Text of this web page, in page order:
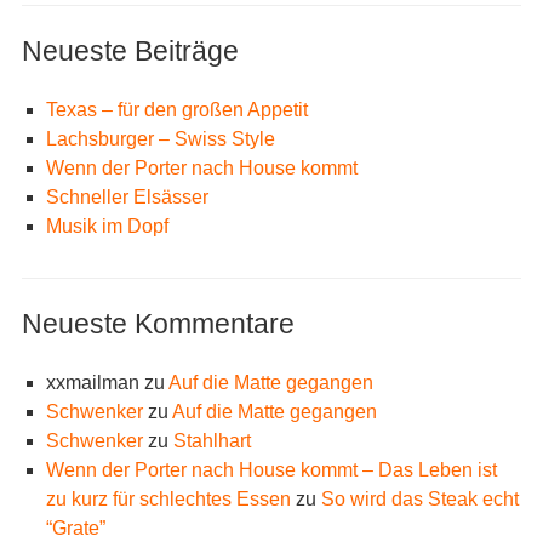
Neueste Beiträge
Texas – für den großen Appetit
Lachsburger – Swiss Style
Wenn der Porter nach House kommt
Schneller Elsässer
Musik im Dopf
Neueste Kommentare
xxmailman zu Auf die Matte gegangen
Schwenkerzu Auf die Matte gegangen
Schwenkerzu Stahlhart
Wenn der Porter nach House kommt – Das Leben ist
zu kurz für schlechtes Essen zu So wird das Steak echt
“Grate”